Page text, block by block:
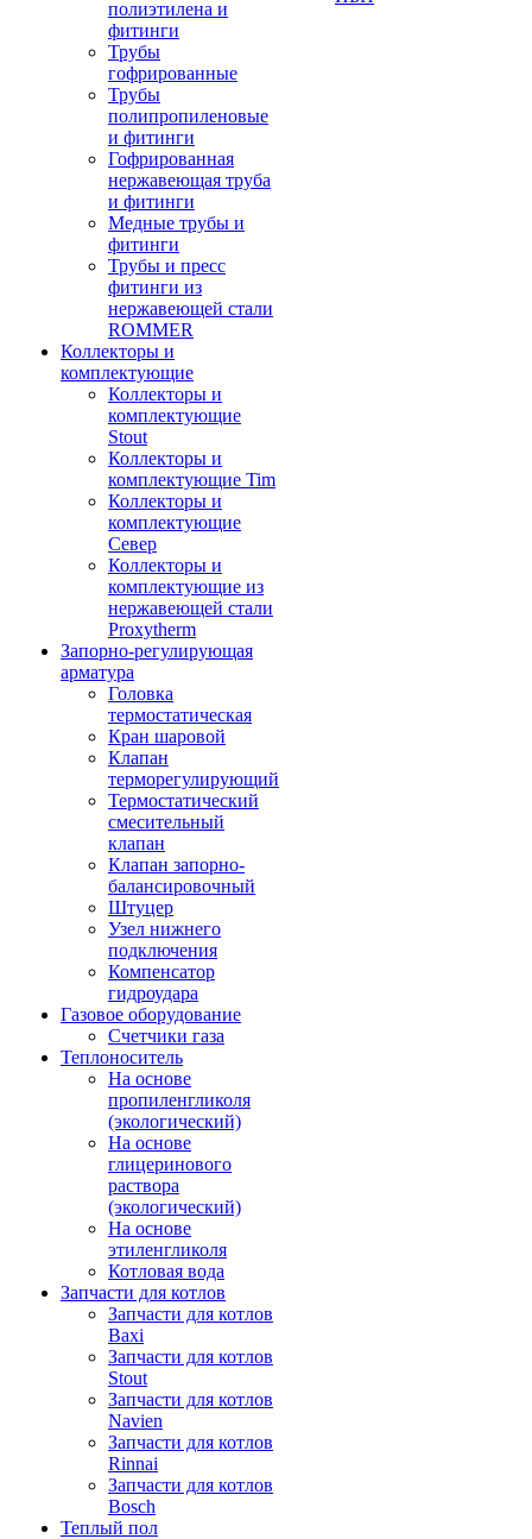
полиэтилена и
фитинги
Трубы
гофрированные
Трубы
полипропиленовые
и фитинги
Гофрированная
нержавеющая труба
и фитинги
Медные трубы и
фитинги
Трубы и пресс
фитинги из
нержавеющей стали
ROMMER
Коллекторы и
комплектующие
Коллекторы и
комплектующие
Stout
Коллекторы и
комплектующие Tim
Коллекторы и
комплектующие
Север
Коллекторы и
комплектующие из
нержавеющей стали
Proxytherm
Запорно-регулирующая
арматура
Головка
термостатическая
Кран шаровой
Клапан
терморегулирующий
Термостатический
смесительный
клапан
Клапан запорно-
балансировочный
Штуцер
Узел нижнего
подключения
Компенсатор
гидроудара
Газовое оборудование
Счетчики газа
Теплоноситель
На основе
пропиленгликоля
(экологический)
На основе
глицеринового
раствора
(экологический)
На основе
этиленгликоля
Котловая вода
Запчасти для котлов
Запчасти для котлов
Baxi
Запчасти для котлов
Stout
Запчасти для котлов
Navien
Запчасти для котлов
Rinnai
Запчасти для котлов
Bosch
Теплый пол